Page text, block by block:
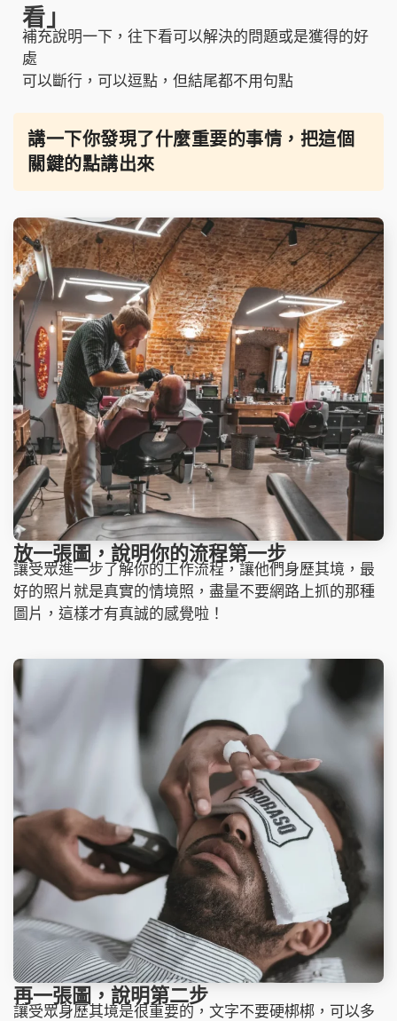
看」
補充說明一下，往下看可以解決的問題或是獲得的好
處
可以斷行，可以逗點，但結尾都不用句點
講一下你發現了什麼重要的事情，把這個
關鍵的點講出來
放一張圖，說明你的流程第一步
讓受眾進一步了解你的工作流程，讓他們身歷其境，最
好的照片就是真實的情境照，盡量不要網路上抓的那種
圖片，這樣才有真誠的感覺啦！
再一張圖，說明第二步
讓受眾身歷其境是很重要的，文字不要硬梆梆，可以多